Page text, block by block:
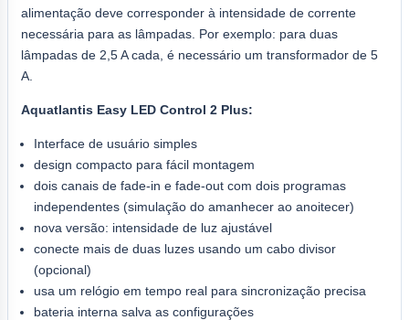
alimentação deve corresponder à intensidade de corrente
necessária para as lâmpadas. Por exemplo: para duas
lâmpadas de 2,5 A cada, é necessário um transformador de 5
A.
Aquatlantis Easy LED Control 2 Plus:
Interface de usuário simples
design compacto para fácil montagem
dois canais de fade-in e fade-out com dois programas
independentes (simulação do amanhecer ao anoitecer)
nova versão: intensidade de luz ajustável
conecte mais de duas luzes usando um cabo divisor
(opcional)
usa um relógio em tempo real para sincronização precisa
bateria interna salva as configurações